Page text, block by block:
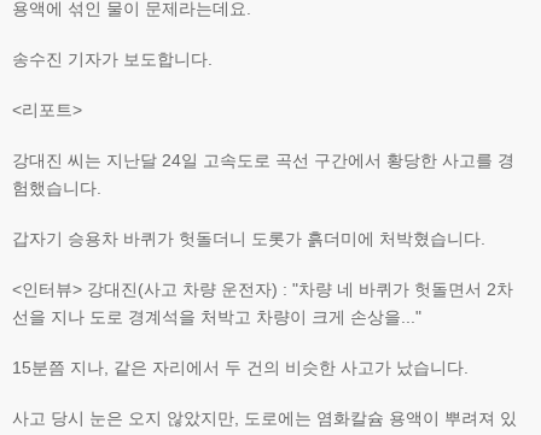
용액에 섞인 물이 문제라는데요.
송수진 기자가 보도합니다.
<리포트>
강대진 씨는 지난달 24일 고속도로 곡선 구간에서 황당한 사고를 경
험했습니다.
갑자기 승용차 바퀴가 헛돌더니 도롯가 흙더미에 처박혔습니다.
<인터뷰> 강대진(사고 차량 운전자) : "차량 네 바퀴가 헛돌면서 2차
선을 지나 도로 경계석을 처박고 차량이 크게 손상을..."
15분쯤 지나, 같은 자리에서 두 건의 비슷한 사고가 났습니다.
사고 당시 눈은 오지 않았지만, 도로에는 염화칼슘 용액이 뿌려져 있